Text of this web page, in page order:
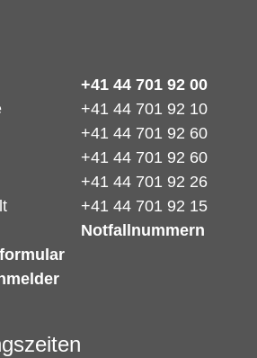
+41 44 701 92 00
+41 44 701 92 10
+41 44 701 92 60
+41 44 701 92 60
+41 44 701 92 26
+41 44 701 92 15
Notfallnummern